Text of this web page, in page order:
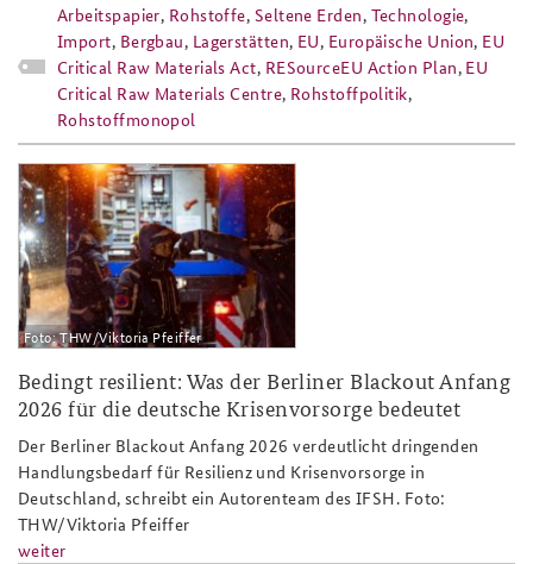
Arbeitspapier, Rohstoffe, Seltene Erden, Technologie,
Import, Bergbau, Lagerstätten, EU, Europäische Union, EU
Critical Raw Materials Act, RESourceEU Action Plan, EU
Critical Raw Materials Centre, Rohstoffpolitik,
Rohstoffmonopol
arbeitspapier_1-
Foto: THW/Viktoria Pfeiffer
Bedingt resilient: Was der Berliner Blackout Anfang
2026 für die deutsche Krisenvorsorge bedeutet
Der Berliner Blackout Anfang 2026 verdeutlicht dringenden
Handlungsbedarf für Resilienz und Krisenvorsorge in
Deutschland, schreibt ein Autorenteam des IFSH. Foto:
THW/Viktoria Pfeiffer
weiter